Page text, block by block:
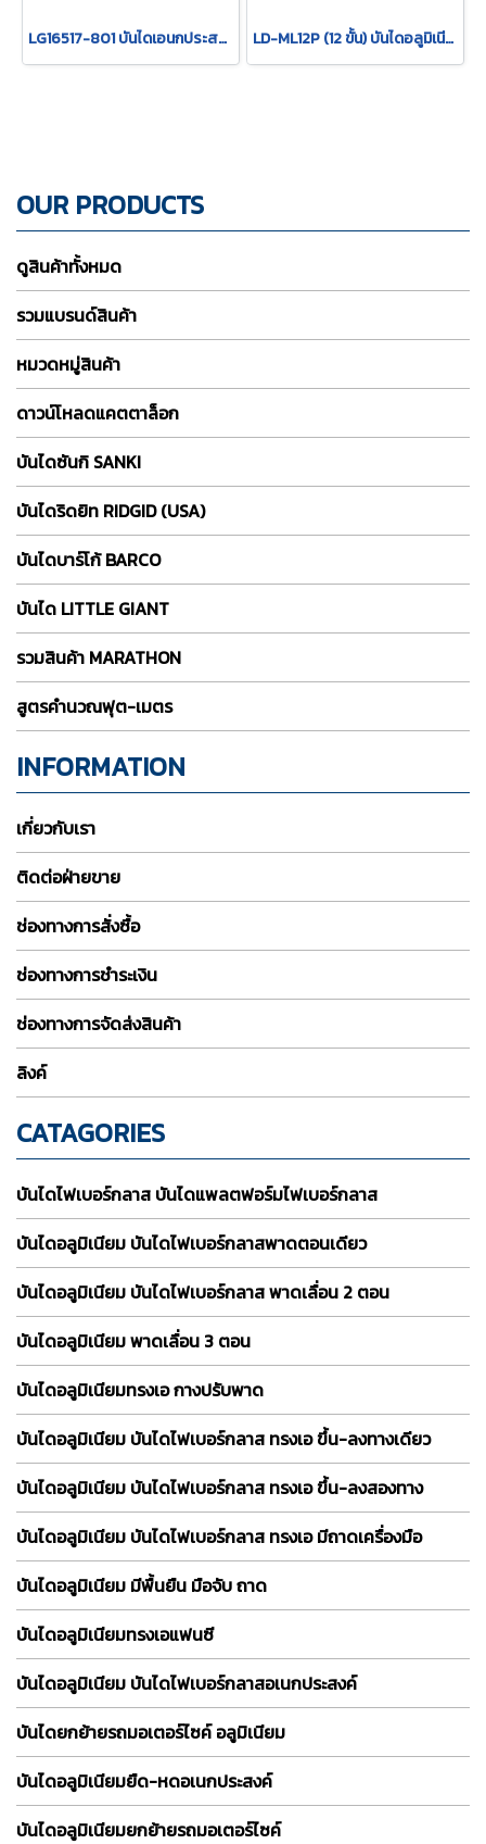
LG16517-801 บันไดเอนกประสงค์ บันไดอลูมิเนียม ขนาด 17 ฟุต LEVELER M17 LITTLE GIANT LD-ML12P (12 ขั้น) บันไดอลูมิเนียมอเนกประสงค์พับได้ + พร้อมแพลท SANKI
OUR PRODUCTS
ดูสินค้าทั้งหมด
รวมแบรนด์สินค้า
หมวดหมู่สินค้า
ดาวน์โหลดแคตตาล็อก
บันไดซันกิ SANKI
บันไดริดยิท RIDGID (USA)
บันไดบาร์โก้ BARCO
บันได LITTLE GIANT
รวมสินค้า MARATHON
สูตรคำนวณฟุต-เมตร
INFORMATION
เกี่ยวกับเรา
ติดต่อฝ่ายขาย
ช่องทางการสั่งซื้อ
ช่องทางการชำระเงิน
ช่องทางการจัดส่งสินค้า
ลิงค์
CATAGORIES
บันไดไฟเบอร์กลาส บันไดแพลตฟอร์มไฟเบอร์กลาส
บันไดอลูมิเนียม บันไดไฟเบอร์กลาสพาดตอนเดียว
บันไดอลูมิเนียม บันไดไฟเบอร์กลาส พาดเลื่อน 2 ตอน
บันไดอลูมิเนียม พาดเลื่อน 3 ตอน
บันไดอลูมิเนียมทรงเอ กางปรับพาด
บันไดอลูมิเนียม บันไดไฟเบอร์กลาส ทรงเอ ขึ้น-ลงทางเดียว
บันไดอลูมิเนียม บันไดไฟเบอร์กลาส ทรงเอ ขึ้น-ลงสองทาง
บันไดอลูมิเนียม บันไดไฟเบอร์กลาส ทรงเอ มีถาดเครื่องมือ
บันไดอลูมิเนียม มีพื้นยืน มือจับ ถาด
บันไดอลูมิเนียมทรงเอแฟนซี
บันไดอลูมิเนียม บันไดไฟเบอร์กลาสอเนกประสงค์
บันไดยกย้ายรถมอเตอร์ไซค์ อลูมิเนียม
บันไดอลูมิเนียมยืด-หดอเนกประสงค์
บันไดอลูมิเนียมยกย้ายรถมอเตอร์ไซค์